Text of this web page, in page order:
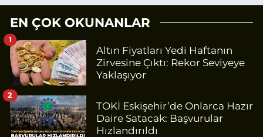
EN ÇOK OKUNANLAR
Altın Fiyatları Yedi Haftanın
Zirvesine Çıktı: Rekor Seviyeye
Yaklaşıyor
1
TOKİ Eskişehir’de Onlarca Hazır
Daire Satacak: Başvurular
Hızlandırıldı
2